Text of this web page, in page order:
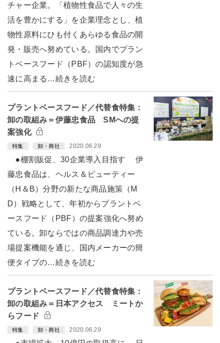
チャー企業。「植物性食品で人々の生
活を豊かにする」を企業理念とし、植
物性原料にひも付くあらゆる食品の開
発・販売へ努めている。国内でプラン
トベースフード（PBF）の認知度が急
速に高まる…続きを読む
プラントベースフード／代替食特集：
卸の取組み＝伊藤忠食品 SMへの提
案強化
特集 卸・商社 2020.06.29
●棚割販促、30企業導入目指す 伊
藤忠食品は、ヘルス＆ビューティー
（H＆B）分野の新たな商品施策（M
D）戦略として、年初からプラントベ
ースフード（PBF）の提案強化へ努め
ている。卸ならではの商品調達力や売
場提案機能を通じ、国内メーカーの簡
便タイプの…続きを読む
プラントベースフード／代替食特集：
卸の取組み＝日本アクセス ミートか
らフード
特集 卸・商社 2020.06.29